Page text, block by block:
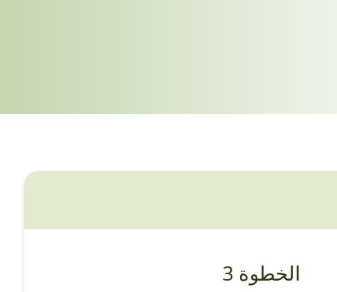
الخطوة 3